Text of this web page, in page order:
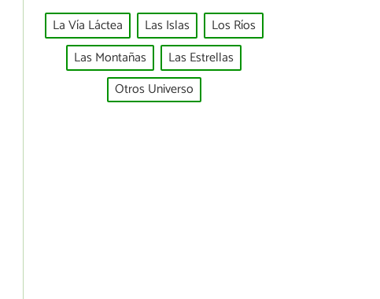
La Vía Láctea Las Islas
Los Ríos
Las Montañas
Las Estrellas
Otros Universo